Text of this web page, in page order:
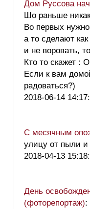
Дом Руссова
Шо раньше
Во первых
а то сделают
и не воровать,
Кто то скажет :
Если к вам
радоваться?)
2018-06-14
С месячным
улицу от пыли и
2018-04-13
День
(фоторепортаж):